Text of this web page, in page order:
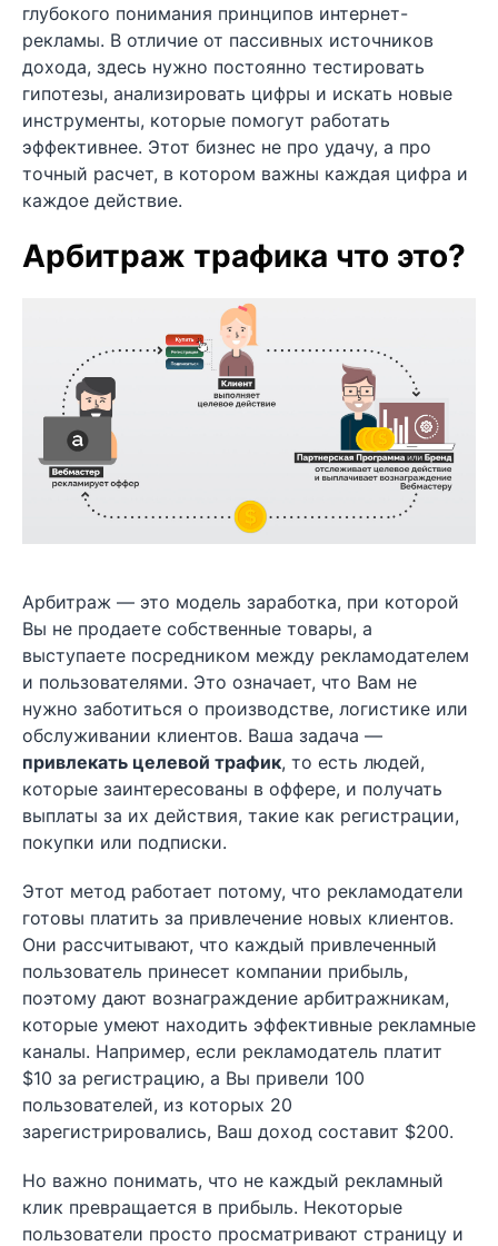
глубокого понимания принципов интернет-
рекламы. В отличие от пассивных источников
дохода, здесь нужно постоянно тестировать
гипотезы, анализировать цифры и искать новые
инструменты, которые помогут работать
эффективнее. Этот бизнес не про удачу, а про
точный расчет, в котором важны каждая цифра и
каждое действие.
Арбитраж трафика что это?
Арбитраж — это модель заработка, при которой
Вы не продаете собственные товары, а
выступаете посредником между рекламодателем
и пользователями. Это означает, что Вам не
нужно заботиться о производстве, логистике или
обслуживании клиентов. Ваша задача —
привлекать целевой трафик, то есть людей,
которые заинтересованы в оффере, и получать
выплаты за их действия, такие как регистрации,
покупки или подписки.
Этот метод работает потому, что рекламодатели
готовы платить за привлечение новых клиентов.
Они рассчитывают, что каждый привлеченный
пользователь принесет компании прибыль,
поэтому дают вознаграждение арбитражникам,
которые умеют находить эффективные рекламные
каналы. Например, если рекламодатель платит
$10 за регистрацию, а Вы привели 100
пользователей, из которых 20
зарегистрировались, Ваш доход составит $200.
Но важно понимать, что не каждый рекламный
клик превращается в прибыль. Некоторые
пользователи просто просматривают страницу и